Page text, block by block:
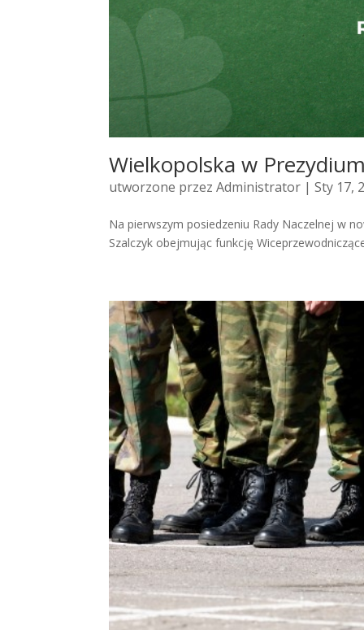
Wielkopolska w
utworzone przezAdministrator | Sty 17,
Na pierwszym posiedzeniu Rady Naczelnej w
Szalczyk obejmując funkcję